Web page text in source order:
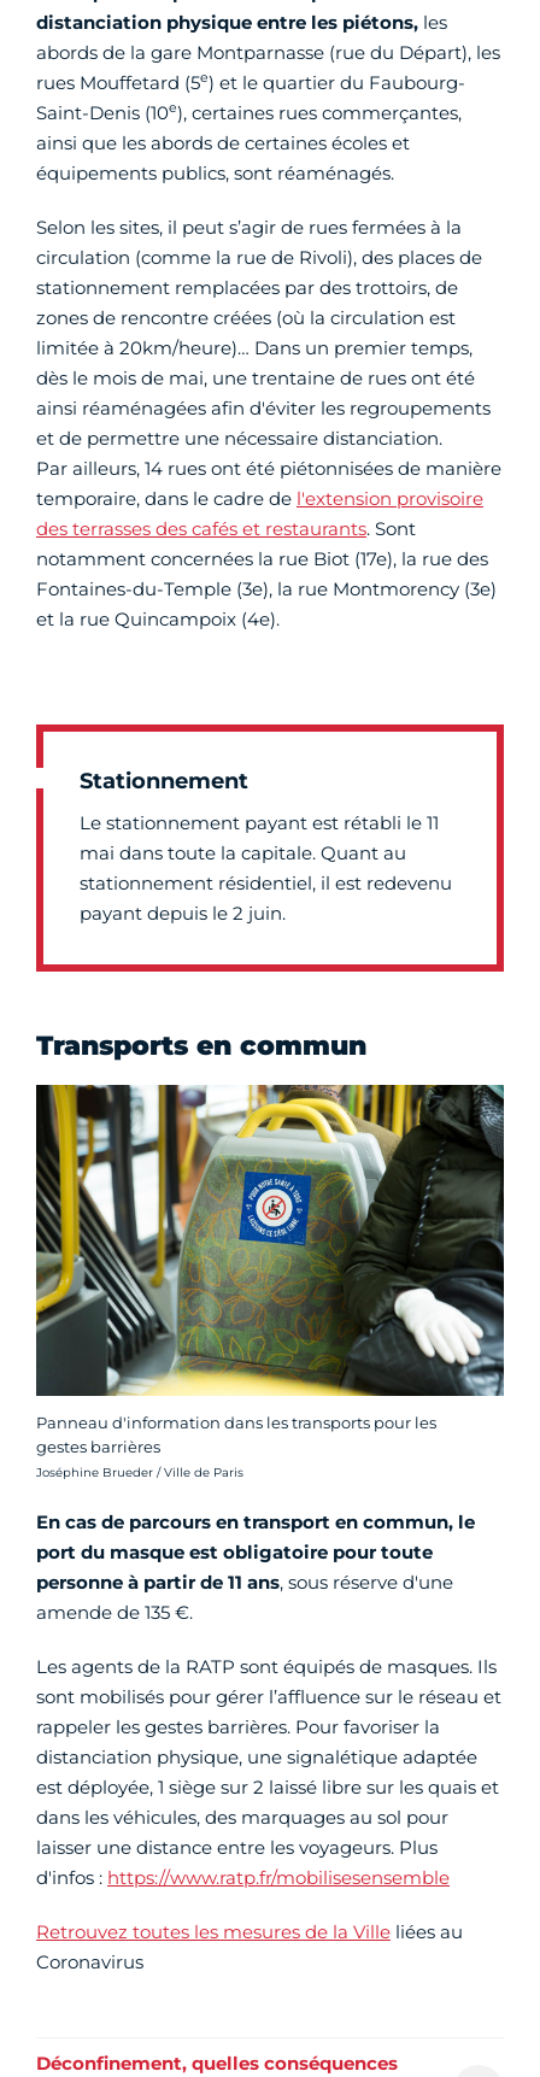
distanciation physique entre les piétons, les
abords de la gare Montparnasse (rue du Départ), les
rues Mouffetard (5e) et le quartier du Faubourg-
Saint-Denis (10e), certaines rues commerçantes,
ainsi que les abords de certaines écoles et
équipements publics, sont réaménagés.
Selon les sites, il peut s’agir de rues fermées à la
circulation (comme la rue de Rivoli), des places de
stationnement remplacées par des trottoirs, de
zones de rencontre créées (où la circulation est
limitée à 20km/heure)… Dans un premier temps,
dès le mois de mai, une trentaine de rues ont été
ainsi réaménagées afin d'éviter les regroupements
et de permettre une nécessaire distanciation.
Par ailleurs, 14 rues ont été piétonnisées de manière
temporaire, dans le cadre de l'extension provisoire
des terrasses des cafés et restaurants. Sont
notamment concernées la rue Biot (17e), la rue des
Fontaines-du-Temple (3e), la rue Montmorency (3e)
et la rue Quincampoix (4e).
Stationnement
Le stationnement payant est rétabli le 11
mai dans toute la capitale. Quant au
stationnement résidentiel, il est redevenu
payant depuis le 2 juin.
Transports en commun
Panneau d'information dans les transports pour les
gestes barrières
Crédit photo :
Joséphine Brueder / Ville de Paris
En cas de parcours en transport en commun, le
port du masque est obligatoire pour toute
personne à partir de 11 ans, sous réserve d'une
amende de 135 €.
Les agents de la RATP sont équipés de masques. Ils
sont mobilisés pour gérer l’affluence sur le réseau et
rappeler les gestes barrières. Pour favoriser la
distanciation physique, une signalétique adaptée
est déployée, 1 siège sur 2 laissé libre sur les quais et
dans les véhicules, des marquages au sol pour
laisser une distance entre les voyageurs. Plus
d'infos : https://www.ratp.fr/mobilisesensemble
Retrouvez toutes les mesures de la Ville liées au
Coronavirus
Déconfinement, quelles conséquences